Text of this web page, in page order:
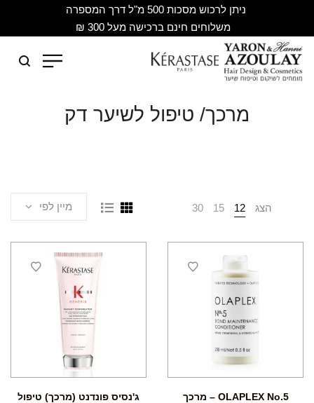
ניתן לרכוש מסכות 500 מ"ל דרך המספרה
משלוחים חינם ברכישה מעל 300 ₪
מרכך/ טיפול לשיער דק
הצג 12
15
30 מיין לפי
OLAPLEX No.5 – מרכך
ג'נסיס פונדנט (מרכך) טיפול